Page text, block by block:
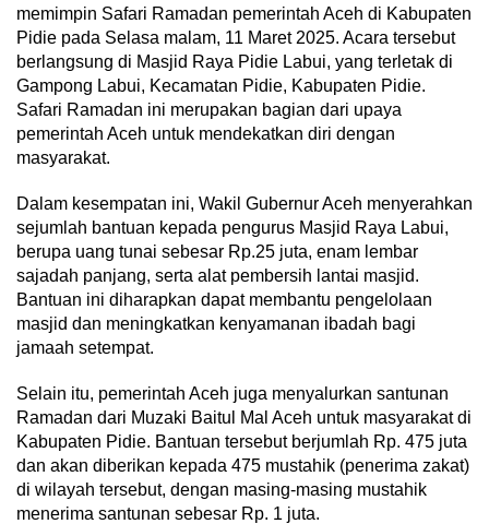
memimpin Safari Ramadan pemerintah Aceh di Kabupaten
Pidie pada Selasa malam, 11 Maret 2025. Acara tersebut
berlangsung di Masjid Raya Pidie Labui, yang terletak di
Gampong Labui, Kecamatan Pidie, Kabupaten Pidie.
Safari Ramadan ini merupakan bagian dari upaya
pemerintah Aceh untuk mendekatkan diri dengan
masyarakat.
Dalam kesempatan ini, Wakil Gubernur Aceh menyerahkan
sejumlah bantuan kepada pengurus Masjid Raya Labui,
berupa uang tunai sebesar Rp.25 juta, enam lembar
sajadah panjang, serta alat pembersih lantai masjid.
Bantuan ini diharapkan dapat membantu pengelolaan
masjid dan meningkatkan kenyamanan ibadah bagi
jamaah setempat.
Selain itu, pemerintah Aceh juga menyalurkan santunan
Ramadan dari Muzaki Baitul Mal Aceh untuk masyarakat di
Kabupaten Pidie. Bantuan tersebut berjumlah Rp. 475 juta
dan akan diberikan kepada 475 mustahik (penerima zakat)
di wilayah tersebut, dengan masing-masing mustahik
menerima santunan sebesar Rp. 1 juta.